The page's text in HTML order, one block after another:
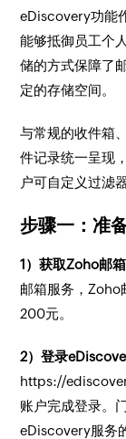
eDiscovery功能
能够抵御员工个
储的方式保障了
定的存储空间。
与常规的收件箱
件记录统一呈现
户可自定义过滤
步骤一：准
1）获取Zoho邮箱
邮箱服务，Zoho
200元。
2）登录
https://
账户完成登录。
eDiscovery服务